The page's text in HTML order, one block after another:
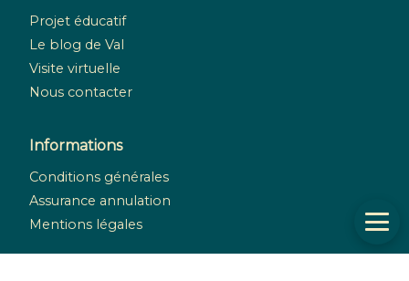
Projet éducatif
Le blog de Val
Visite virtuelle
Nous contacter
Informations
Conditions générales
Assurance annulation
Mentions légales